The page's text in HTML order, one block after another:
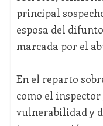
principal
esposa del
marcada por el
En el reparto
como el
vulnerabilidad y